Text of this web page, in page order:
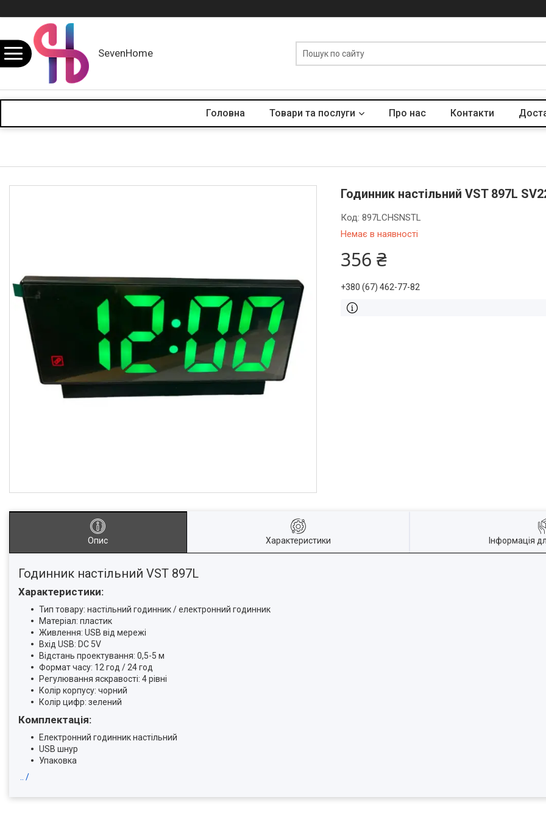
SevenHome
Головна Товари та послуги Про нас Контакти
Годинник настільний VST 897L
Немає в наявності
Код:897LCHSNSTL
356 ₴
+380 (67) 462-77-82
Опис Характеристики Інформація
Годинник настільний VST 897L
Характеристики:
Тип товару: настільний годинник / електронний годинник
Матеріал: пластик
Живлення: USB від мережі
Вхід USB: DC 5V
Відстань проектування: 0,5-5 м
Формат часу: 12 год / 24 год
Регулювання яскравості: 4 рівні
Колір корпусу: чорний
Колір цифр: зелений
Комплектація:
Електронний годинник настільний
USB шнур
Упаковка
.. /